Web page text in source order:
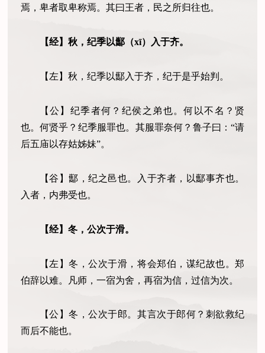
焉，卑者取卑称焉。其曰王者，民之所归往也。
【经】秋，纪季以酅（xī） 入于齐。
【左】秋，纪季以酅入于齐，纪于是乎始判。
【公】纪季者何？纪侯之弟也。何以不名？贤
也。何贤乎？纪季服罪也。其服罪奈何？鲁子曰：“请
后五庙以存姑姊妹”。
【谷】酅，纪之邑也。入于齐者，以酅事齐也。
入者，内弗受也。
【经】冬，公次于滑。
【左】冬，公次于滑，将会郑伯，谋纪故也。郑
伯辞以难。凡师，一宿为舍，再宿为信，过信为次。
【公】冬，公次于郎。其言次于郎何？刺欲救纪
而后不能也。